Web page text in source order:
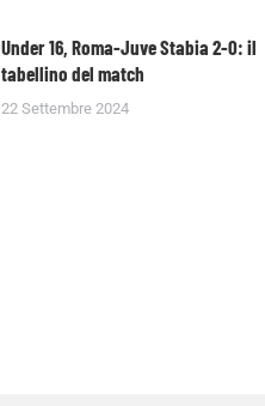
Under 16, Roma-Juve Stabia 2-0: il
tabellino del match
22 Settembre 2024